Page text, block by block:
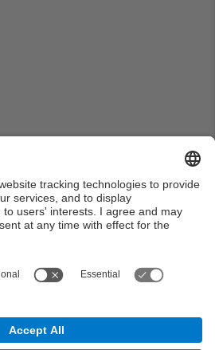
generador CC (Dinamo),
de combustió interna. 2019